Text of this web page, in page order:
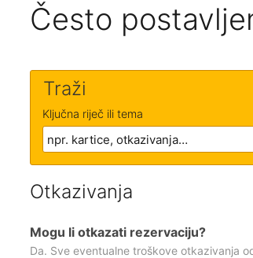
Često
Traži
Ključna riječ ili tema
Otkazivanja
Mogu li otkazati rezervaciju?
Da. Sve eventualne troškove otkazivanja